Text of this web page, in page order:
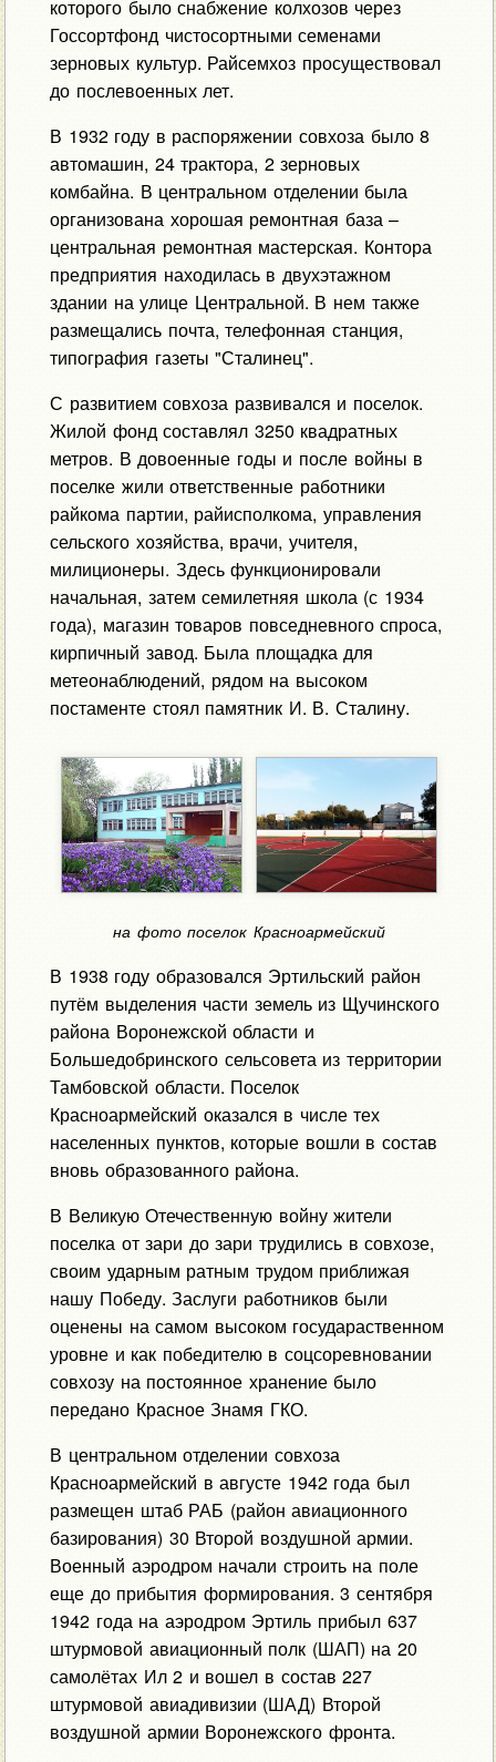
которого было снабжение колхозов через
Госсортфонд чистосортными семенами
зерновых культур. Райсемхоз просуществовал
до послевоенных лет.
В 1932 году в распоряжении совхоза было 8
автомашин, 24 трактора, 2 зерновых
комбайна. В центральном отделении была
организована хорошая ремонтная база –
центральная ремонтная мастерская. Контора
предприятия находилась в двухэтажном
здании на улице Центральной. В нем также
размещались почта, телефонная станция,
типография газеты "Сталинец".
С развитием совхоза развивался и поселок.
Жилой фонд составлял 3250 квадратных
метров. В довоенные годы и после войны в
поселке жили ответственные работники
райкома партии, райисполкома, управления
сельского хозяйства, врачи, учителя,
милиционеры. Здесь функционировали
начальная, затем семилетняя школа (с 1934
года), магазин товаров повседневного спроса,
кирпичный завод. Была площадка для
метеонаблюдений, рядом на высоком
постаменте стоял памятник И. В. Сталину.
на фото поселок Красноармейский
В 1938 году образовался Эртильский район
путём выделения части земель из Щучинского
района Воронежской области и
Большедобринского сельсовета из территории
Тамбовской области. Поселок
Красноармейский оказался в числе тех
населенных пунктов, которые вошли в состав
вновь образованного района.
В Великую Отечественную войну жители
поселка от зари до зари трудились в совхозе,
своим ударным ратным трудом приближая
нашу Победу. Заслуги работников были
оценены на самом высоком государаственном
уровне и как победителю в соцсоревновании
совхозу на постоянное хранение было
передано Красное Знамя ГКО.
В центральном отделении совхоза
Красноармейский в августе 1942 года был
размещен штаб РАБ (район авиационного
базирования) 30 Второй воздушной армии.
Военный аэродром начали строить на поле
еще до прибытия формирования. 3 сентября
1942 года на аэродром Эртиль прибыл 637
штурмовой авиационный полк (ШАП) на 20
самолётах Ил 2 и вошел в состав 227
штурмовой авиадивизии (ШАД) Второй
воздушной армии Воронежского фронта.